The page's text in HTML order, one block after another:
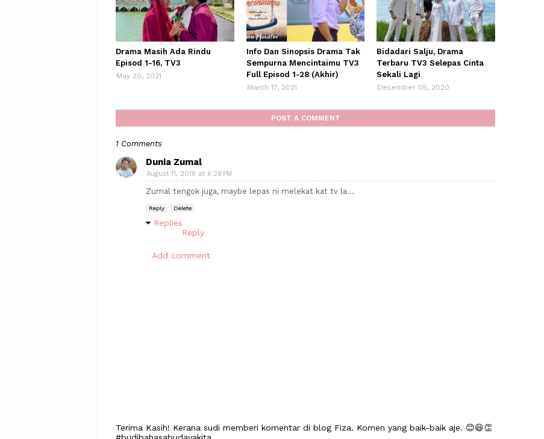
Drama Masih Ada Rindu
Episod 1-16, TV3
May 30, 2021
Info Dan Sinopsis Drama Tak
Sempurna Mencintaimu TV3
Full Episod 1-28 (Akhir)
March 17, 2021
Bidadari Salju, Drama
Terbaru TV3 Selepas Cinta
Sekali Lagi
December 05, 2020
POST A COMMENT
1 Comments
Dunia Zumal
August 11, 2018 at 6:28 PM
Zumal tengok juga, maybe lepas ni melekat kat tv la...
Reply Delete
Replies
Reply
Add comment
Terima Kasih! Kerana sudi memberi komentar di blog Fiza. Komen yang baik-baik aje. 😊😆👏